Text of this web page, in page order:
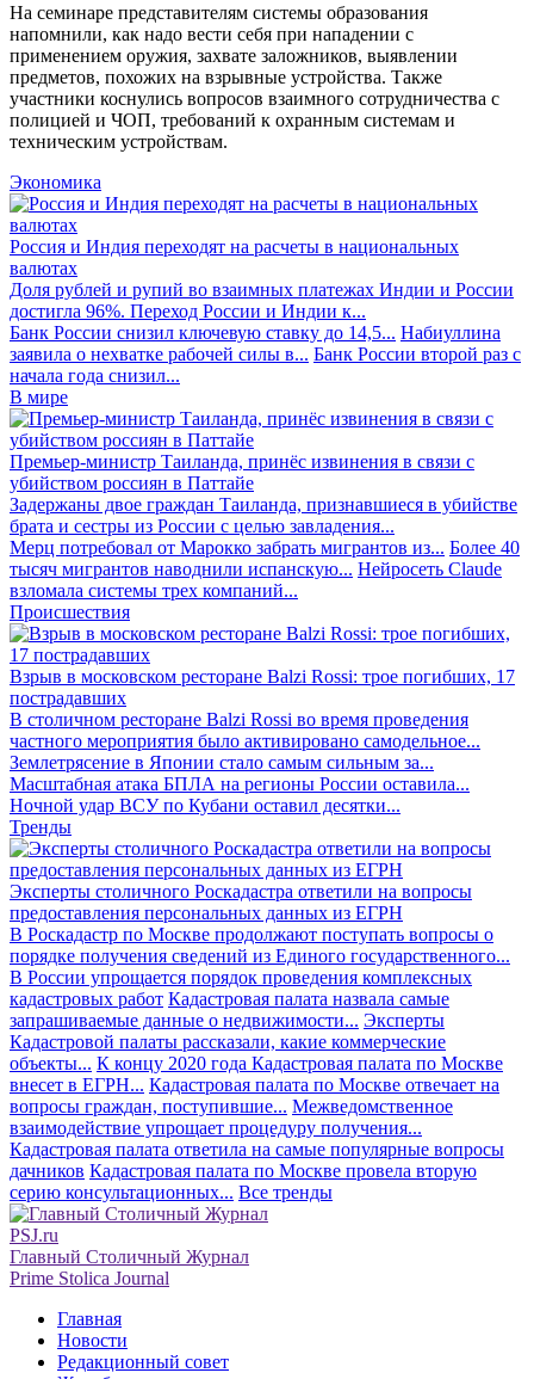
На семинаре представителям системы образования
напомнили, как надо вести себя при нападении с
применением оружия, захвате заложников, выявлении
предметов, похожих на взрывные устройства. Также
участники коснулись вопросов взаимного сотрудничества с
полицией и ЧОП, требований к охранным системам и
техническим устройствам.
Экономика
Россия и Индия переходят на расчеты в национальных
валютах
Доля рублей и рупий во взаимных платежах Индии и России
достигла 96%. Переход России и Индии к...
Банк России снизил ключевую ставку до 14,5... Набиуллина
заявила о нехватке рабочей силы в... Банк России второй раз с
начала года снизил...
В мире
Премьер-министр Таиланда, принёс извинения в связи с
убийством россиян в Паттайе
Задержаны двое граждан Таиланда, признавшиеся в убийстве
брата и сестры из России с целью завладения...
Мерц потребовал от Марокко забрать мигрантов из... Более 40
тысяч мигрантов наводнили испанскую... Нейросеть Claude
взломала системы трех компаний...
Происшествия
Взрыв в московском ресторане Balzi Rossi: трое погибших, 17
пострадавших
В столичном ресторане Balzi Rossi во время проведения
частного мероприятия было активировано самодельное...
Землетрясение в Японии стало самым сильным за...
Масштабная атака БПЛА на регионы России оставила...
Ночной удар ВСУ по Кубани оставил десятки...
Тренды
Эксперты столичного Роскадастра ответили на вопросы
предоставления персональных данных из ЕГРН
В Роскадастр по Москве продолжают поступать вопросы о
порядке получения сведений из Единого государственного...
В России упрощается порядок проведения комплексных
кадастровых работ Кадастровая палата назвала самые
запрашиваемые данные о недвижимости... Эксперты
Кадастровой палаты рассказали, какие коммерческие
объекты... К концу 2020 года Кадастровая палата по Москве
внесет в ЕГРН... Кадастровая палата по Москве отвечает на
вопросы граждан, поступившие... Межведомственное
взаимодействие упрощает процедуру получения...
Кадастровая палата ответила на самые популярные вопросы
дачников Кадастровая палата по Москве провела вторую
серию консультационных... Все тренды
PSJ.ru
Главный Столичный Журнал
Prime Stolica Journal
Главная
Новости
Редакционный совет